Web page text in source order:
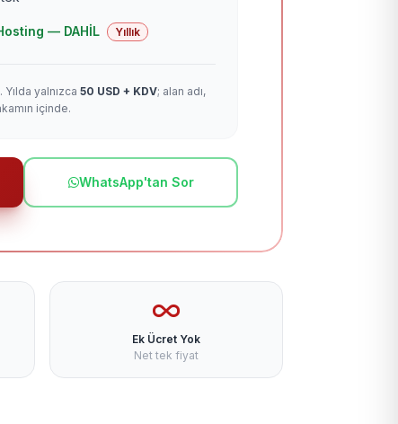
— DAHİL Yıllık
yalnızca 50 USD + KDV; alan adı,
içinde.
WhatsApp'tan Sor
Ek Ücret Yok
Net tek fiyat